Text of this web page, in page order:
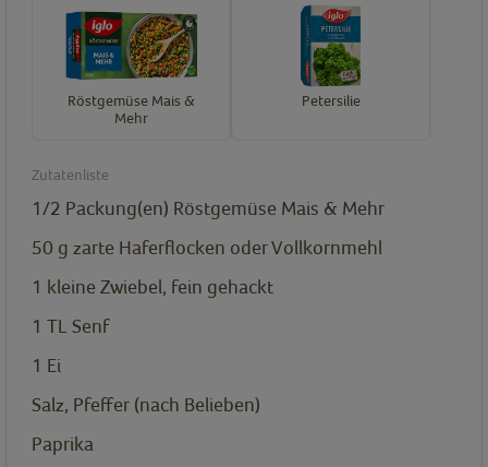
Röstgemüse Mais &
Mehr
Petersilie
Zutatenliste
1/2 Packung(en) Röstgemüse Mais & Mehr
50 g zarte Haferflocken oder Vollkornmehl
1 kleine Zwiebel, fein gehackt
1 TL Senf
1 Ei
Salz, Pfeffer (nach Belieben)
Paprika